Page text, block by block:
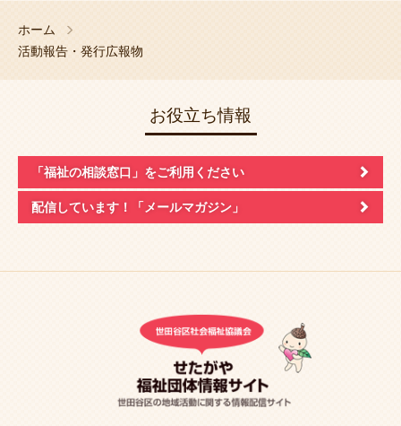
ホーム
活動報告・発行広報物
お役立ち情報
「福祉の相談窓口」 をご利用ください
配信しています！ 「メールマガジン」